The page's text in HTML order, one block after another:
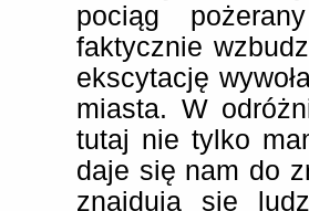
pociąg
faktycznie
ekscytację
miasta. W
tutaj nie tylko
daje się nam do
znajdują się